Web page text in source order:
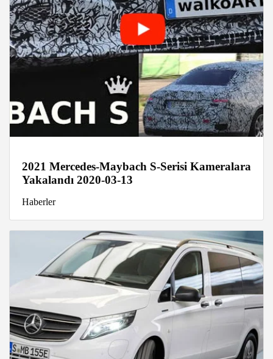
2021 Mercedes-Maybach S-Serisi Kameralara
Yakalandı 2020-03-13
Haberler